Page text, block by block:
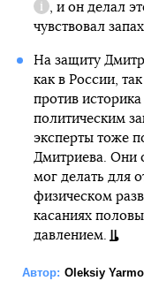
Справка
, и он делал
чувствовал
На защиту
как в России,
против
политическим
эксперты тоже
Дмитриева. Они
мог делать для
физическом
касаниях
давлением.
Автор: Oleksiy